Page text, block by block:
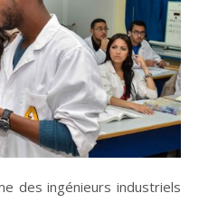
des ingénieurs industriels